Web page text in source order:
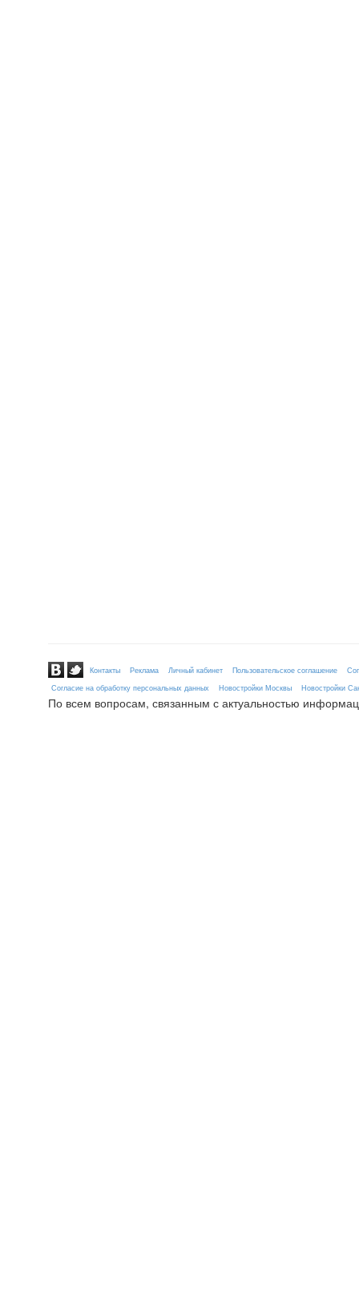
Контакты Реклама Личный кабинет Пользовательское соглашение
Согласие на обработку персональных данных
Новостройки Москвы Новостройки
По всем вопросам, связанным с актуальностью